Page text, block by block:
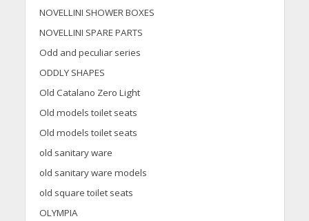
NOVELLINI SHOWER BOXES
NOVELLINI SPARE PARTS
Odd and peculiar series
ODDLY SHAPES
Old Catalano Zero Light
Old models toilet seats
Old models toilet seats
old sanitary ware
old sanitary ware models
old square toilet seats
OLYMPIA